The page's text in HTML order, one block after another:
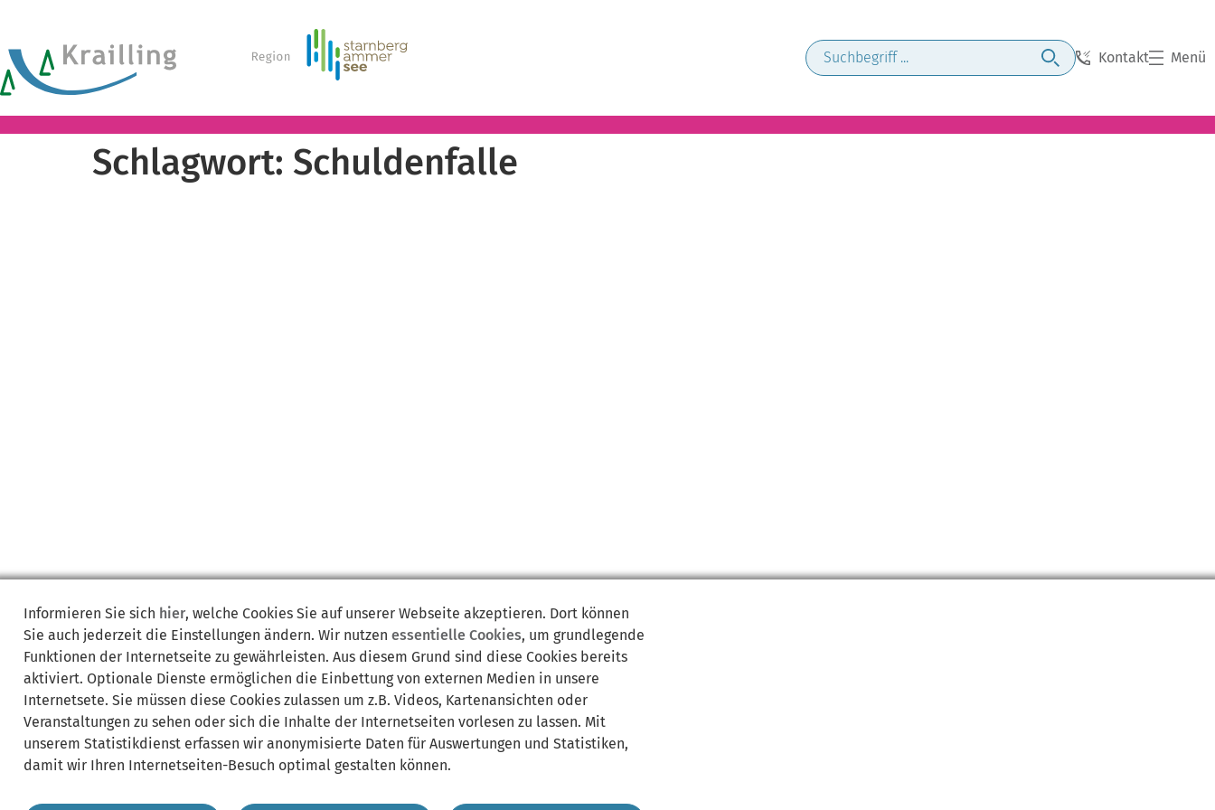
Kontakt Menü
Schlagwort: Schuldenfalle
Informieren Sie sich hier, welche Cookies Sie auf unserer Webseite akzeptieren. Dort können
Sie auch jederzeit die Einstellungen ändern. Wir nutzen essentielle Cookies, um grundlegende
Funktionen der Internetseite zu gewährleisten. Aus diesem Grund sind diese Cookies bereits
aktiviert. Optionale Dienste ermöglichen die Einbettung von externen Medien in unsere
Internetsete. Sie müssen diese Cookies zulassen um z.B. Videos, Kartenansichten oder
Veranstaltungen zu sehen oder sich die Inhalte der Internetseiten vorlesen zu lassen. Mit
unserem Statistikdienst erfassen wir anonymisierte Daten für Auswertungen und Statistiken,
damit wir Ihren Internetseiten-Besuch optimal gestalten können.